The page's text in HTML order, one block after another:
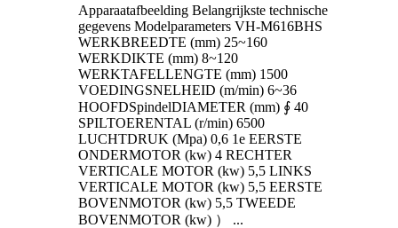
Apparaatafbeelding Belangrijkste technische
gegevens Modelparameters VH-M616BHS
WERKBREEDTE (mm) 25~160
WERKDIKTE (mm) 8~120
WERKTAFELLENGTE (mm) 1500
VOEDINGSNELHEID (m/min) 6~36
HOOFDSpindelDIAMETER (mm) ∮ 40
SPILTOERENTAL (r/min) 6500
LUCHTDRUK (Mpa) 0,6 1e EERSTE
ONDERMOTOR (kw) 4 RECHTER
VERTICALE MOTOR (kw) 5,5 LINKS
VERTICALE MOTOR (kw) 5,5 EERSTE
BOVENMOTOR (kw) 5,5 TWEEDE
BOVENMOTOR (kw) ） ...